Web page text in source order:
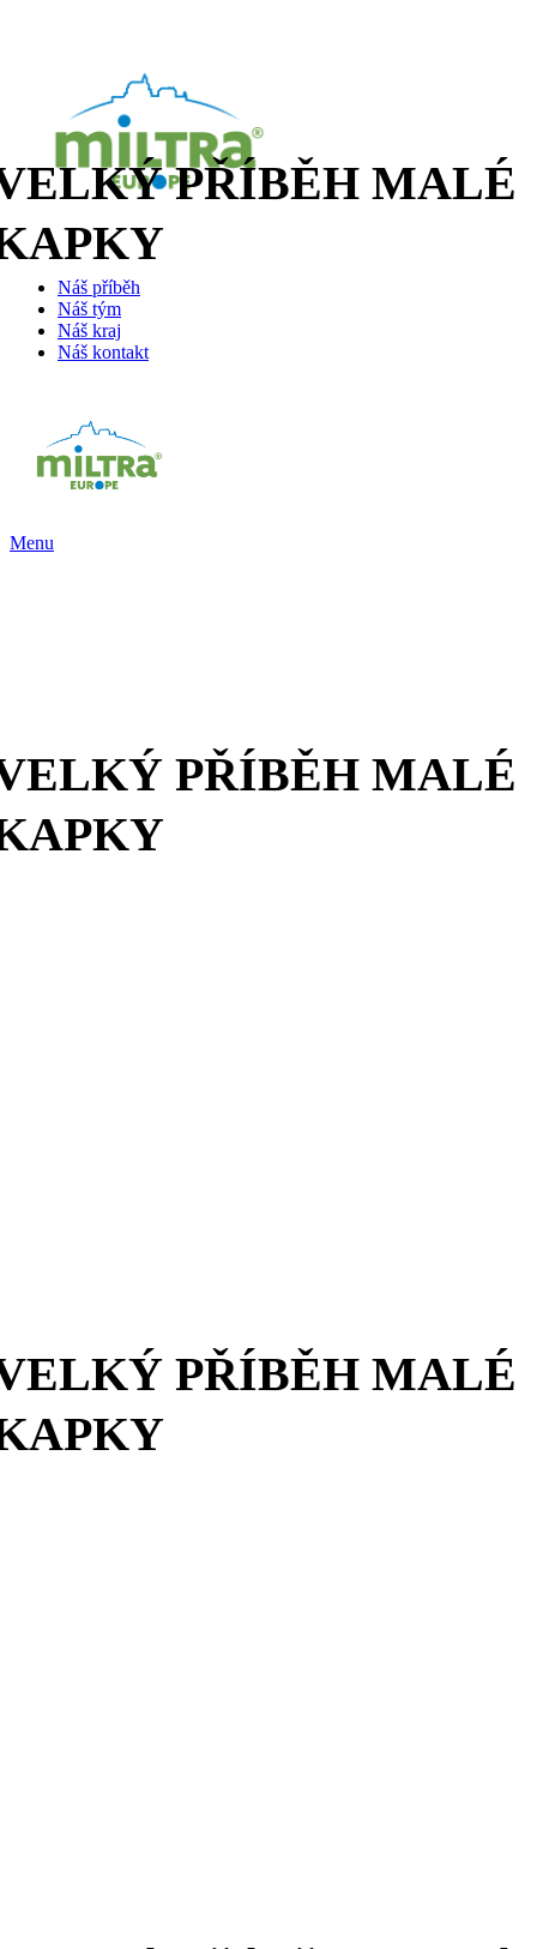
Náš příběh
Náš tým
Náš kraj
Náš kontakt
Menu
PŘÍBĚH MALÉ
PŘÍBĚH MALÉ
PŘÍBĚH MALÉ